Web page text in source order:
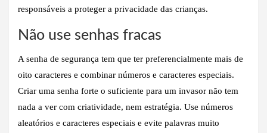
responsáveis ​​a proteger a privacidade das crianças.
Não use senhas fracas
A senha de segurança tem que ter preferencialmente mais de
oito caracteres e combinar números e caracteres especiais.
Criar uma senha forte o suficiente para um invasor não tem
nada a ver com criatividade, nem estratégia. Use números
aleatórios e caracteres especiais e evite palavras muito